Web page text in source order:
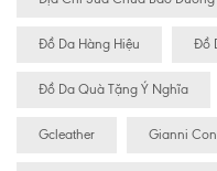
Đồ Da Hàng Hiệu Đồ
Đồ Da Quà Tặng Ý Nghĩa
Gcleather Gianni